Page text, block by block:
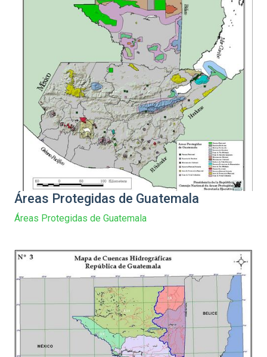
Áreas Protegidas de Guatemala
Áreas Protegidas de Guatemala